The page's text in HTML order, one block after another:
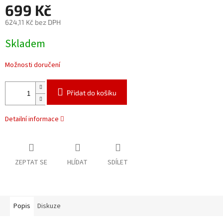
699 Kč
624,11 Kč bez DPH
cena:
Skladem
Možnosti doručení
Přidat do košíku
Detailní informace
ZEPTAT SE HLÍDAT SDÍLET
Popis Diskuze